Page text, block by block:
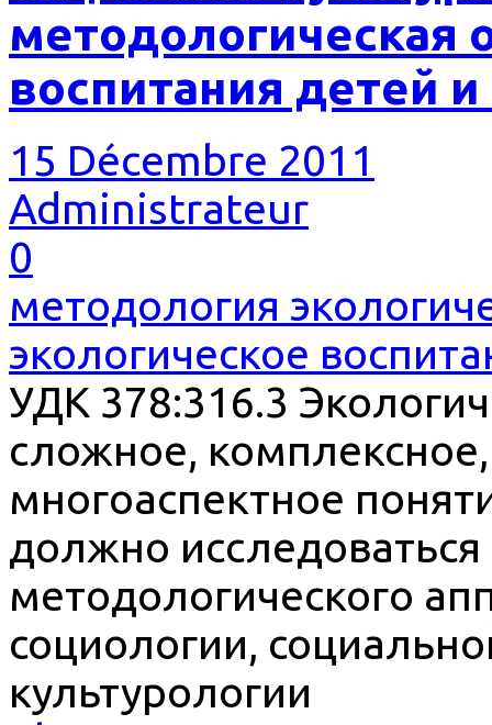
методологическая
воспитания детей
15 Décembre 2011
Administrateur
0
методология
экологическое
УДК 378:316.3
сложное,
многоаспектное
должно
методологического
социологии,
культурологии